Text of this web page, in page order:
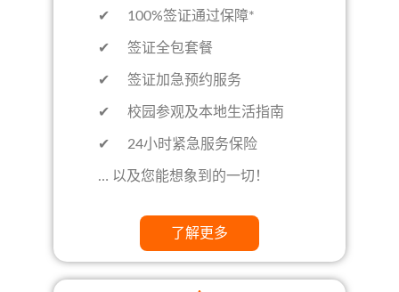
✔ 100%签证通过保障*
✔ 签证全包套餐
✔ 签证加急预约服务
✔ 校园参观及本地生活指南
✔ 24小时紧急服务保险
… 以及您能想象到的一切！
了解更多